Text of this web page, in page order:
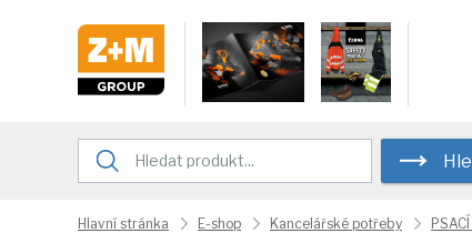
Hlavní stránka E-shop Kancelářské potřeby